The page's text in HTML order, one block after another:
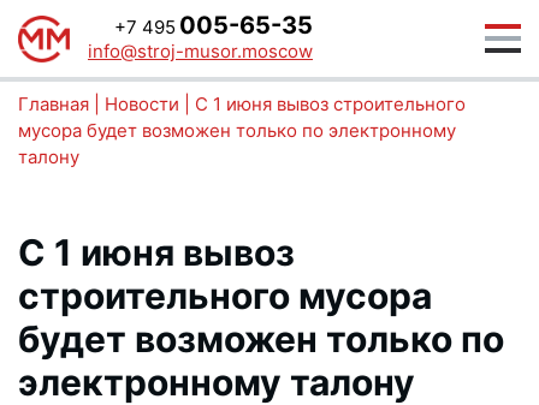
+7 495 005-65-35
info@stroj-musor.moscow
Главная Новости
С 1 июня вывоз строительного
мусора будет возможен только по электронному
талону
С 1 июня вывоз
строительного мусора
будет возможен только по
электронному талону